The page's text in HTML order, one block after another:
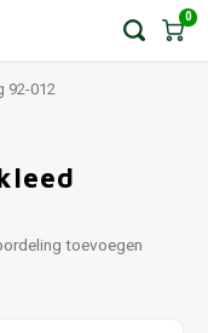
0
92-012
toevoegen